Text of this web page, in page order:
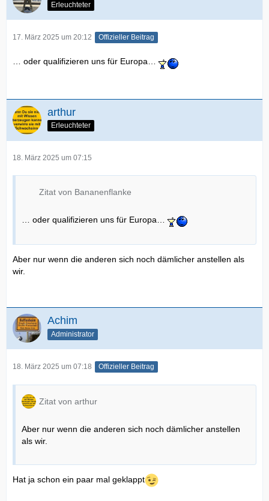
Erleuchteter
17. März 2025 um 20:12 Offizieller Beitrag
… oder qualifizieren uns für Europa…
arthur
Erleuchteter
18. März 2025 um 07:15
Zitat von Bananenflanke
… oder qualifizieren uns für Europa…
Aber nur wenn die anderen sich noch dämlicher anstellen als
wir.
Achim
Administrator
18. März 2025 um 07:18 Offizieller Beitrag
Zitat von arthur
Aber nur wenn die anderen sich noch dämlicher anstellen
als wir.
Hat ja schon ein paar mal geklappt